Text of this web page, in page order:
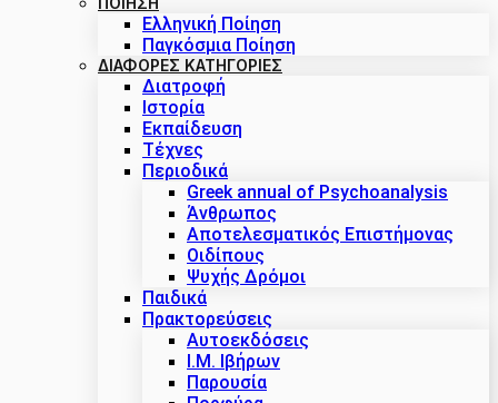
Ελληνική Ποίηση
Παγκόσμια Ποίηση
ΔΙΑΦΟΡΕΣ ΚΑΤΗΓΟΡΙΕΣ
Διατροφή
Ιστορία
Εκπαίδευση
Τέχνες
Περιοδικά
Greek annual of Psychoanalysis
Άνθρωπος
Αποτελεσματικός Επιστήμονας
Οιδίπους
Ψυχής Δρόμοι
Παιδικά
Πρακτoρεύσεις
Αυτοεκδόσεις
Ι.Μ. Ιβήρων
Παρουσία